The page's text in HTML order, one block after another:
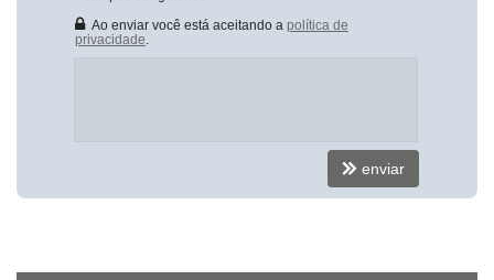
Medidores Individuais
Portão Eletrônico
Brinquedoteca
Ao enviar você está aceitando a política de
privacidade
enviar